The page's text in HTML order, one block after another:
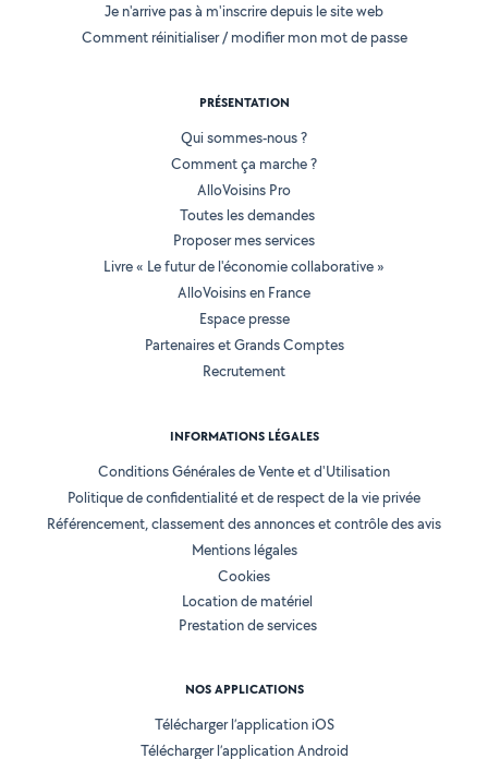
Je n'arrive pas à m'inscrire depuis le site web
Comment réinitialiser / modifier mon mot de passe
PRÉSENTATION
Qui sommes-nous ?
Comment ça marche ?
AlloVoisins Pro
Toutes les demandes
Proposer mes services
Livre « Le futur de l'économie collaborative »
AlloVoisins en France
Espace presse
Partenaires et Grands Comptes
Recrutement
INFORMATIONS LÉGALES
Conditions Générales de Vente et d'Utilisation
Politique de confidentialité et de respect de la vie privée
Référencement, classement des annonces et contrôle des avis
Mentions légales
Cookies
Location de matériel
Prestation de services
NOS APPLICATIONS
Télécharger l’application iOS
Télécharger l’application Android